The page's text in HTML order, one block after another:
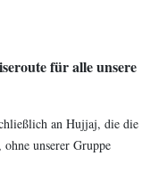
für alle unsere
an Hujjaj, die die
unserer Gruppe